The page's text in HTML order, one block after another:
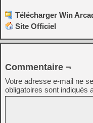
Télécharger Win
Site Officiel
Commentaire ¬
Votre adresse e-mail ne
obligatoires sont indiqués